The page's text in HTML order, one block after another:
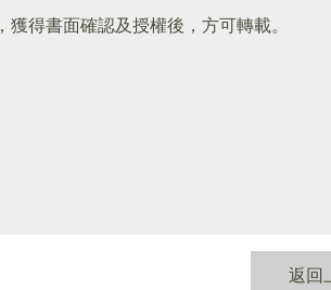
，獲得書面確認及授權後，方可轉載。
返回